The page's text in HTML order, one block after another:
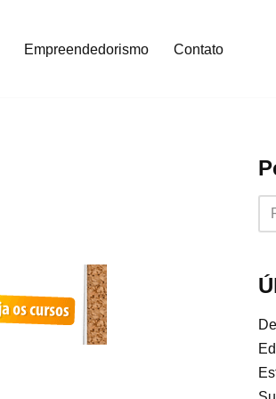
Empreendedorismo Contato